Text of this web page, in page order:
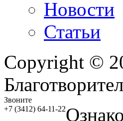
Новости
Статьи
Copyright ©
Звоните
+7 (3412) 64-11-22